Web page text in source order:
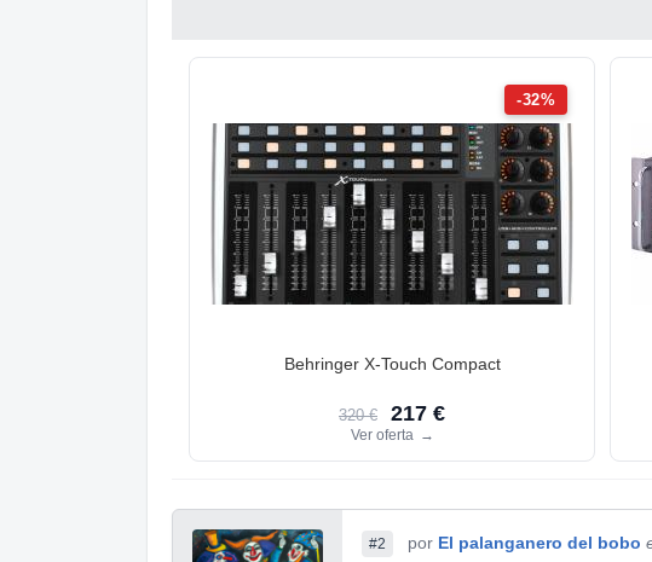
-32%
Behringer X-Touch Compact
320 € 217 €
Ver oferta →
#2 por El palanganero del bobo